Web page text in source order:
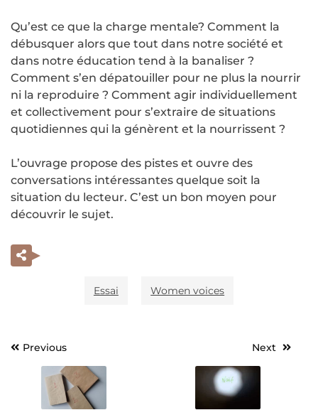
Qu’est ce que la charge mentale? Comment la
débusquer alors que tout dans notre société et
dans notre éducation tend à la banaliser ?
Comment s’en dépatouiller pour ne plus la nourrir
ni la reproduire ? Comment agir individuellement
et collectivement pour s’extraire de situations
quotidiennes qui la génèrent et la nourrissent ?
L’ouvrage propose des pistes et ouvre des
conversations intéressantes quelque soit la
situation du lecteur. C’est un bon moyen pour
découvrir le sujet.
Essai Women voices
Navigation
l’article
Previous Next